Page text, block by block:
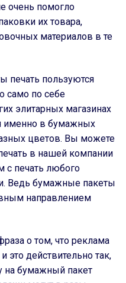
очень помогло
их товара,
материалов в те
печать пользуются
само по себе
элитарных магазинах
именно в бумажных
цветов. Вы можете
в нашей компании
печать любого
Ведь бумажные пакеты
направлением
о том, что реклама
это действительно так,
на бумажный пакет